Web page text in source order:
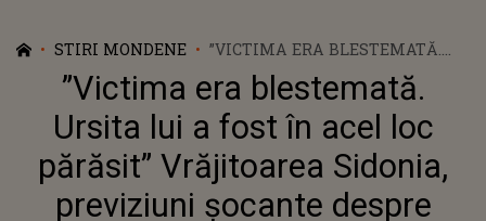
STIRI MONDENE
”VICTIMA ERA BLESTEMATĂ.
URSITA LUI A FOST ÎN ACEL LOC
PĂRĂSIT” VRĂJITOAREA
SIDONIA, PREVIZIUNI ȘOCANTE
DESPRE CRIMA DIN PADINA,
UNDE UN BĂRBAT A FOST
MĂCELĂRIT DE FIII SĂI
”Victima era blestemată.
Ursita lui a fost în acel loc
părăsit” Vrăjitoarea Sidonia,
previziuni șocante despre